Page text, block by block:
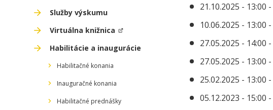
Služby výskumu
Virtuálna knižnica
Habilitácie a inaugurácie
Habilitačné konania
Inauguračné konania
Habilitačné prednášky
21.10.2025 - 13:00 -
10.06.2025 - 13:00 -
27.05.2025 - 14:00 -
27.05.2025 - 13:00 -
25.02.2025 - 13:00 -
05.12.2023 - 15:00 -